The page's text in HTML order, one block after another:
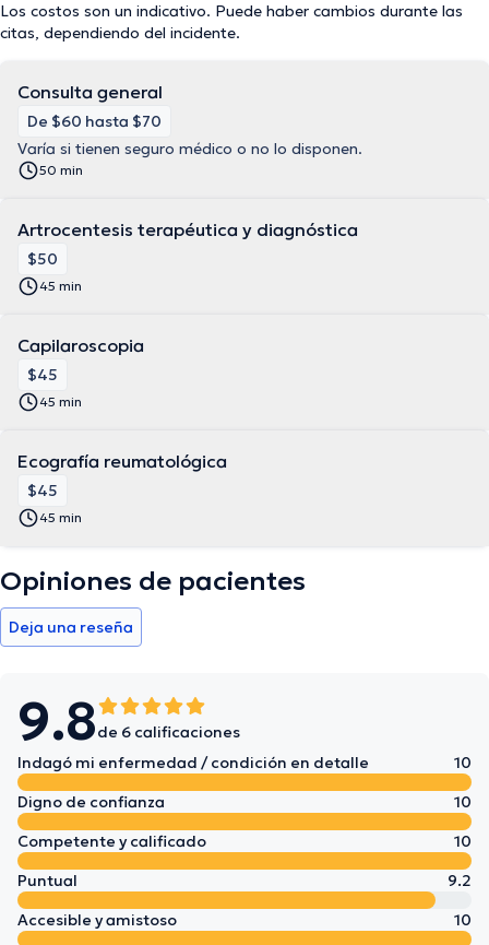
Los costos son un indicativo. Puede haber cambios durante las
citas, dependiendo del incidente.
Consulta general
De $60 hasta $70
Varía si tienen seguro médico o no lo disponen.
50 min
Artrocentesis terapéutica y diagnóstica
$50
45 min
Capilaroscopia
$45
45 min
Ecografía reumatológica
$45
45 min
Opiniones de pacientes
Deja una reseña
9.8de 6 calificaciones
Indagó mi enfermedad / condición en detalle
10
Digno de confianza
10
Competente y calificado
10
Puntual
9.2
Accesible y amistoso
10